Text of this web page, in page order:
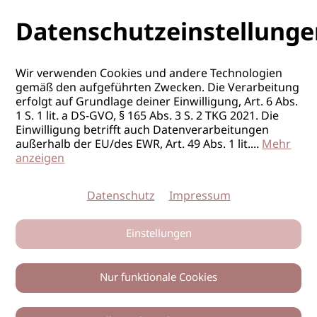
Wir verwenden Cookies und andere Technologien
gemäß den aufgeführten Zwecken. Die Verarbeitung
erfolgt auf Grundlage deiner Einwilligung, Art. 6 Abs.
1 S. 1 lit. a DS-GVO, § 165 Abs. 3 S. 2 TKG 2021. Die
Einwilligung betrifft auch Datenverarbeitungen
außerhalb der EU/des EWR, Art. 49 Abs. 1 lit....Mehr
anzeigen
Datenschutz Impressum
Einstellungen
Nur funktionale Cookies